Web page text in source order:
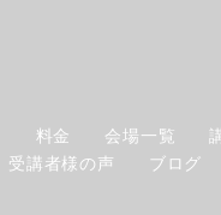
料金 会場一覧
受講者様の声 ブログ